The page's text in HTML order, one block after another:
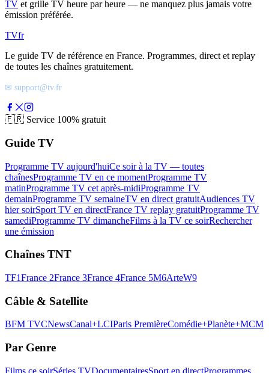
TV et grille TV heure par heure — ne manquez plus jamais votre
émission préférée.
TVfr
Le guide TV de référence en France. Programmes, direct et replay
de toutes les chaînes gratuitement.
✉ support@tv.fr
🇫🇷 Service 100% gratuit
Guide TV
Programme TV aujourd'huiCe soir à la TV — toutes
chaînesProgramme TV en ce momentProgramme TV
matinProgramme TV cet après-midiProgramme TV
demainProgramme TV semaineTV en direct gratuitAudiences TV
hier soirSport TV en directFrance TV replay gratuitProgramme TV
samediProgramme TV dimancheFilms à la TV ce soirRechercher
une émission
Chaînes TNT
TF1France 2France 3France 4France 5M6ArteW9
Câble & Satellite
BFM TVCNewsCanal+LCIParis PremièreComédie+Planète+MCM
Par Genre
Films ce soirSéries TVDocumentairesSport en directProgrammes